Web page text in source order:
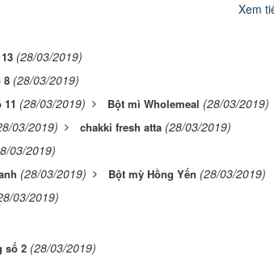
Xem
(28/03/2019)
8 (28/03/2019)
(28/03/2019) Bột mì Wholemeal (28/03/2019)
03/2019) chakki fresh atta (28/03/2019)
03/2019)
(28/03/2019) Bột mỳ Hồng Yến (28/03/2019)
03/2019)
số 2 (28/03/2019)